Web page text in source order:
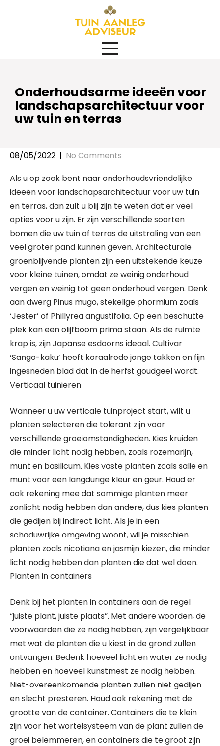
Onderhoudsarme ideeën voor
landschapsarchitectuur voor
uw tuin en terras
08/05/2022 | No Comments
Als u op zoek bent naar onderhoudsvriendelijke
ideeën voor landschapsarchitectuur voor uw tuin
en terras, dan zult u blij zijn te weten dat er veel
opties voor u zijn. Er zijn verschillende soorten
bomen die uw tuin of terras de uitstraling van een
veel groter pand kunnen geven. Architecturale
groenblijvende planten zijn een uitstekende keuze
voor kleine tuinen, omdat ze weinig onderhoud
vergen en weinig tot geen onderhoud vergen. Denk
aan dwerg Pinus mugo, stekelige phormium zoals
‘Jester’ of Phillyrea angustifolia. Op een beschutte
plek kan een olijfboom prima staan. Als de ruimte
krap is, zijn Japanse esdoorns ideaal. Cultivar
‘Sango-kaku’ heeft koraalrode jonge takken en fijn
ingesneden blad dat in de herfst goudgeel wordt.
Verticaal tuinieren
Wanneer u uw verticale tuinproject start, wilt u
planten selecteren die tolerant zijn voor
verschillende groeiomstandigheden. Kies kruiden
die minder licht nodig hebben, zoals rozemarijn,
munt en basilicum. Kies vaste planten zoals salie en
munt voor een langdurige kleur en geur. Houd er
ook rekening mee dat sommige planten meer
zonlicht nodig hebben dan andere, dus kies planten
die gedijen bij indirect licht. Als je in een
schaduwrijke omgeving woont, wil je misschien
planten zoals nicotiana en jasmijn kiezen, die minder
licht nodig hebben dan planten die dat wel doen.
Planten in containers
Denk bij het planten in containers aan de regel
“juiste plant, juiste plaats”. Met andere woorden, de
voorwaarden die ze nodig hebben, zijn vergelijkbaar
met wat de planten die u kiest in de grond zullen
ontvangen. Bedenk hoeveel licht en water ze nodig
hebben en hoeveel kunstmest ze nodig hebben.
Niet-overeenkomende planten zullen niet gedijen
en slecht presteren. Houd ook rekening met de
grootte van de container. Containers die te klein
zijn voor het wortelsysteem van de plant zullen de
groei belemmeren, en containers die te groot zijn